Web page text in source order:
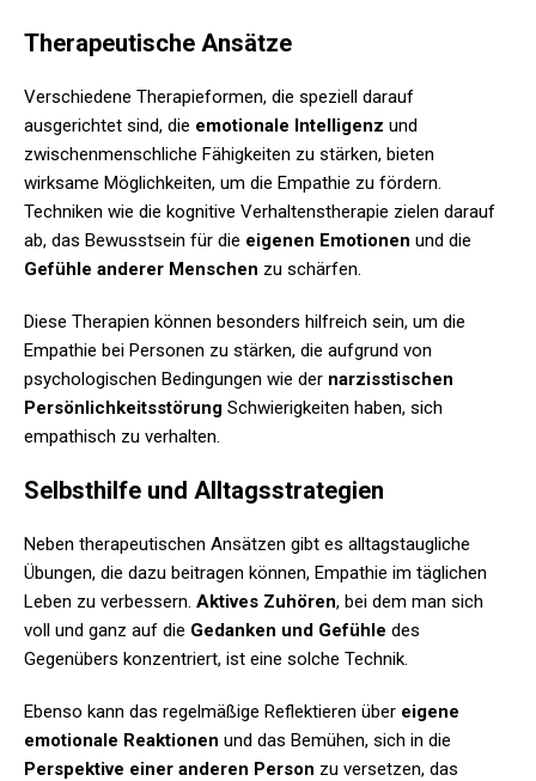
Therapeutische Ansätze
Verschiedene Therapieformen, die speziell darauf
ausgerichtet sind, die emotionale Intelligenz und
zwischenmenschliche Fähigkeiten zu stärken, bieten
wirksame Möglichkeiten, um die Empathie zu fördern.
Techniken wie die kognitive Verhaltenstherapie zielen darauf
ab, das Bewusstsein für die eigenen Emotionen und die
Gefühle anderer Menschen zu schärfen.
Diese Therapien können besonders hilfreich sein, um die
Empathie bei Personen zu stärken, die aufgrund von
psychologischen Bedingungen wie der narzisstischen
Persönlichkeitsstörung Schwierigkeiten haben, sich
empathisch zu verhalten.
Selbsthilfe und Alltagsstrategien
Neben therapeutischen Ansätzen gibt es alltagstaugliche
Übungen, die dazu beitragen können, Empathie im täglichen
Leben zu verbessern. Aktives Zuhören, bei dem man sich
voll und ganz auf die Gedanken und Gefühle des
Gegenübers konzentriert, ist eine solche Technik.
Ebenso kann das regelmäßige Reflektieren über eigene
emotionale Reaktionen und das Bemühen, sich in die
Perspektive einer anderen Person zu versetzen, das